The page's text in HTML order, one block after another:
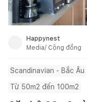
Happynest
Media/ Cộng đồng
Scandinavian - Bắc Âu
Từ 50m2 đến 100m2